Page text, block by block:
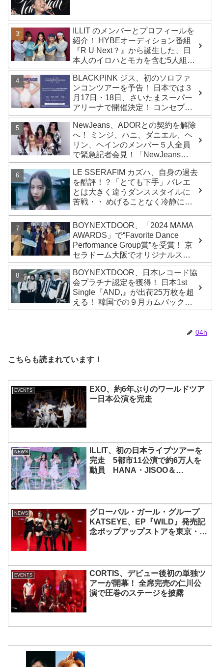
ILLIT のメンバーとプロフィールを
紹介！ HYBEオーディション番組
『R U Next？』から誕生した、日
本人のイロハとモカを含む5人組ガ
ールズグループ！ デビュー曲
「Magnetic」がいきなりの大ヒッ
ト
BLACKPINK ジス、初のソロファ
ンコンツアーを予告！ 日本では３
月17日・18日、さいたまスーパー
アリーナで開催決定！ コンセプト
は“愛のカケラ”！？ 14日には新ア
ルバム『AMORTAGE』もリリース
NewJeans、ADORとの契約を解除
へ！ ミンジ、ハニ、ダニエル、ヘ
リン、ヘインのメンバー５人全員
で緊急記者会見！「NewJeans
never dies!」と微笑みの宣言！
ADOR側、2029年まで契約有効と
主張
LE SSERAFIM カズハ、自身の過去
を酷評！？「とても下手」バレエ
とは大きく違うダンススタイルに
苦戦・・ めげることなく冷静に努
BOYNEXTDOOR、「2024 MAMA
AWARDS」で“Favorite Dance
Performance Group賞”を受賞！ 京
セラドーム大阪でオリジナルステ
ージパフォーマンス披露！ 卒業パ
ーティーをコンセプトにスーツで
魅了【動画あり】
BOYNEXTDOOR、日本レコード協
会プラチナ認定を獲得！ 日本1st
Single『AND,』が出荷25万枚を超
える！ 韓国での９月カムバックも
決定
04h
こちらも読まれています！
EVENTS
EXO、約6年ぶりのワールドツア
ー日本公演を完走
NEWS
ILLIT、初の日本ライブツアーを
完走 5都市11公演で約6万人を
動員 HANA・JISOO＆
NEWS
グローバル・ガール・グループ
KATSEYE、EP『WILD』発売記
念ポップアップストアを東京・原
EVENTS
CORTIS、デビュー後初の単独ツ
アーが開幕！ 全席完売の仁川公
演で圧巻のステージを披露